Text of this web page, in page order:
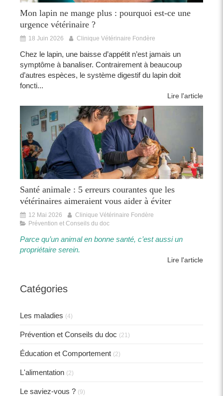
Mon lapin ne mange plus : pourquoi est-ce une
urgence vétérinaire ?
18 Juin 2026 Clinique Vétérinaire Fondère
Chez le lapin, une baisse d’appétit n’est jamais un
symptôme à banaliser. Contrairement à beaucoup
d’autres espèces, le système digestif du lapin doit
foncti...
Lire l'article
Santé animale : 5 erreurs courantes que les
vétérinaires aimeraient vous aider à éviter
12 Mai 2026
Clinique Vétérinaire Fondère
Prévention et Conseils du doc
Parce qu’un animal en bonne santé, c’est aussi un
propriétaire serein.​​
Lire l'article
Catégories
Les maladies (4)
Prévention et Conseils du doc (21)
Éducation et Comportement (2)
L'alimentation (2)
Le saviez-vous ? (9)